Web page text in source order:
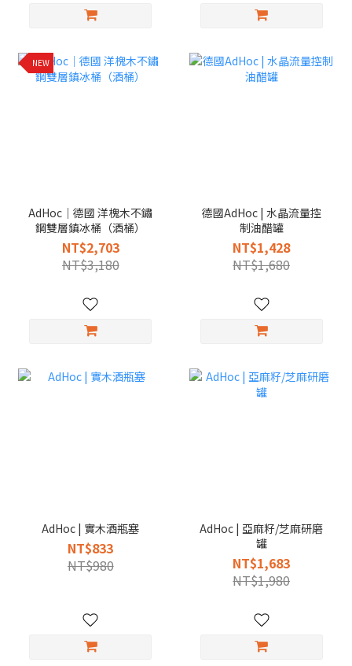
NEW
AdHoc｜德國 洋槐木不鏽
鋼雙層鎮冰桶（酒桶）
NT$2,703
NT$3,180
德國AdHoc | 水晶流量控
制油醋罐
NT$1,428
NT$1,680
AdHoc | 實木酒瓶塞
NT$833
NT$980
AdHoc | 亞麻籽/芝麻研磨
罐
NT$1,683
NT$1,980